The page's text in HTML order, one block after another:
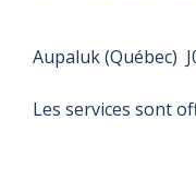
Aupaluk (Québec)
Les services sont